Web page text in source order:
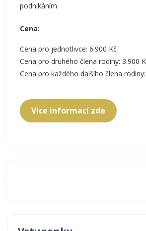
podnikáním.
Cena:
Cena pro jednotlivce: 6.900 Kč
Cena pro druhého člena rodiny: 3.900
Cena pro každého dalšího člena
Více informací zde